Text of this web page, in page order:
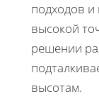
подходов и
высокой
решении
высотам.